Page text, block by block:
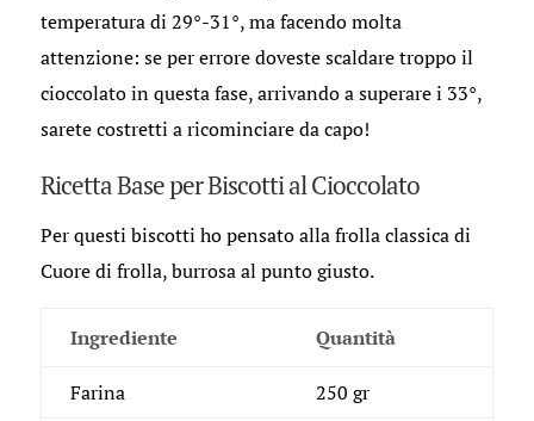
temperatura di 29°-31°, ma facendo molta
attenzione: se per errore doveste scaldare troppo il
cioccolato in questa fase, arrivando a superare i 33°,
sarete costretti a ricominciare da capo!
Ricetta Base per Biscotti al Cioccolato
Per questi biscotti ho pensato alla frolla classica di
Cuore di frolla, burrosa al punto giusto.
Ingrediente Quantità
Farina
250 gr